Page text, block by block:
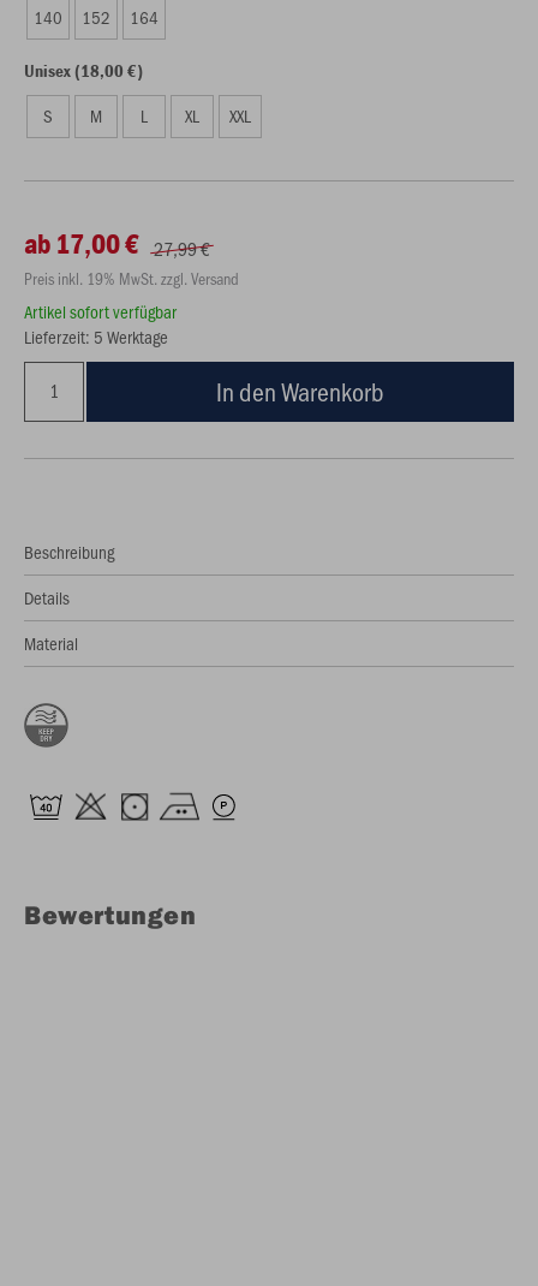
140 152 164
Unisex (18,00 €)
S M L XL XXL
ab 17,00 € 27,99 €
Preis inkl. 19% MwSt. zzgl. Versand
Artikel sofort verfügbar
Lieferzeit: 5 Werktage
In den Warenkorb
Beschreibung
Details
Material
Bewertungen